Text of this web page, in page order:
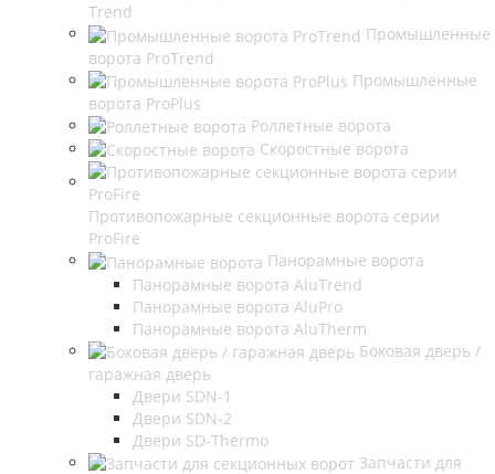
Trend
Промышленные
ворота ProTrend
Промышленные
ворота ProPlus
Роллетные ворота
Скоростные ворота
Противопожарные секционные ворота серии
ProFire
Панорамные ворота
Панорамные ворота AluTrend
Панорамные ворота AluPro
Панорамные ворота AluTherm
Боковая дверь /
гаражная дверь
Двери SDN-1
Двери SDN-2
Двери SD-Thermo
Запчасти для